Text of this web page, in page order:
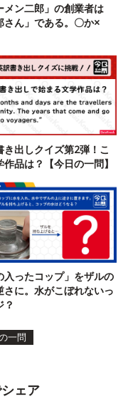
メン二郎」の創業者は
さん」である。〇か×
き出しクイズ第2弾！こ
作品は？【今日の一問】
入ったコップ」をザルの
さに。水がこぼれないっ
？
一問
ェア